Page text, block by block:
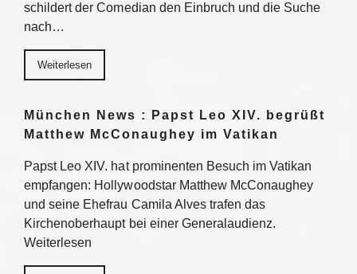
schildert der Comedian den Einbruch und die Suche
nach…
Weiterlesen
München News : Papst Leo XIV. begrüßt
Matthew McConaughey im Vatikan
Papst Leo XIV. hat prominenten Besuch im Vatikan
empfangen: Hollywoodstar Matthew McConaughey
und seine Ehefrau Camila Alves trafen das
Kirchenoberhaupt bei einer Generalaudienz.
Weiterlesen